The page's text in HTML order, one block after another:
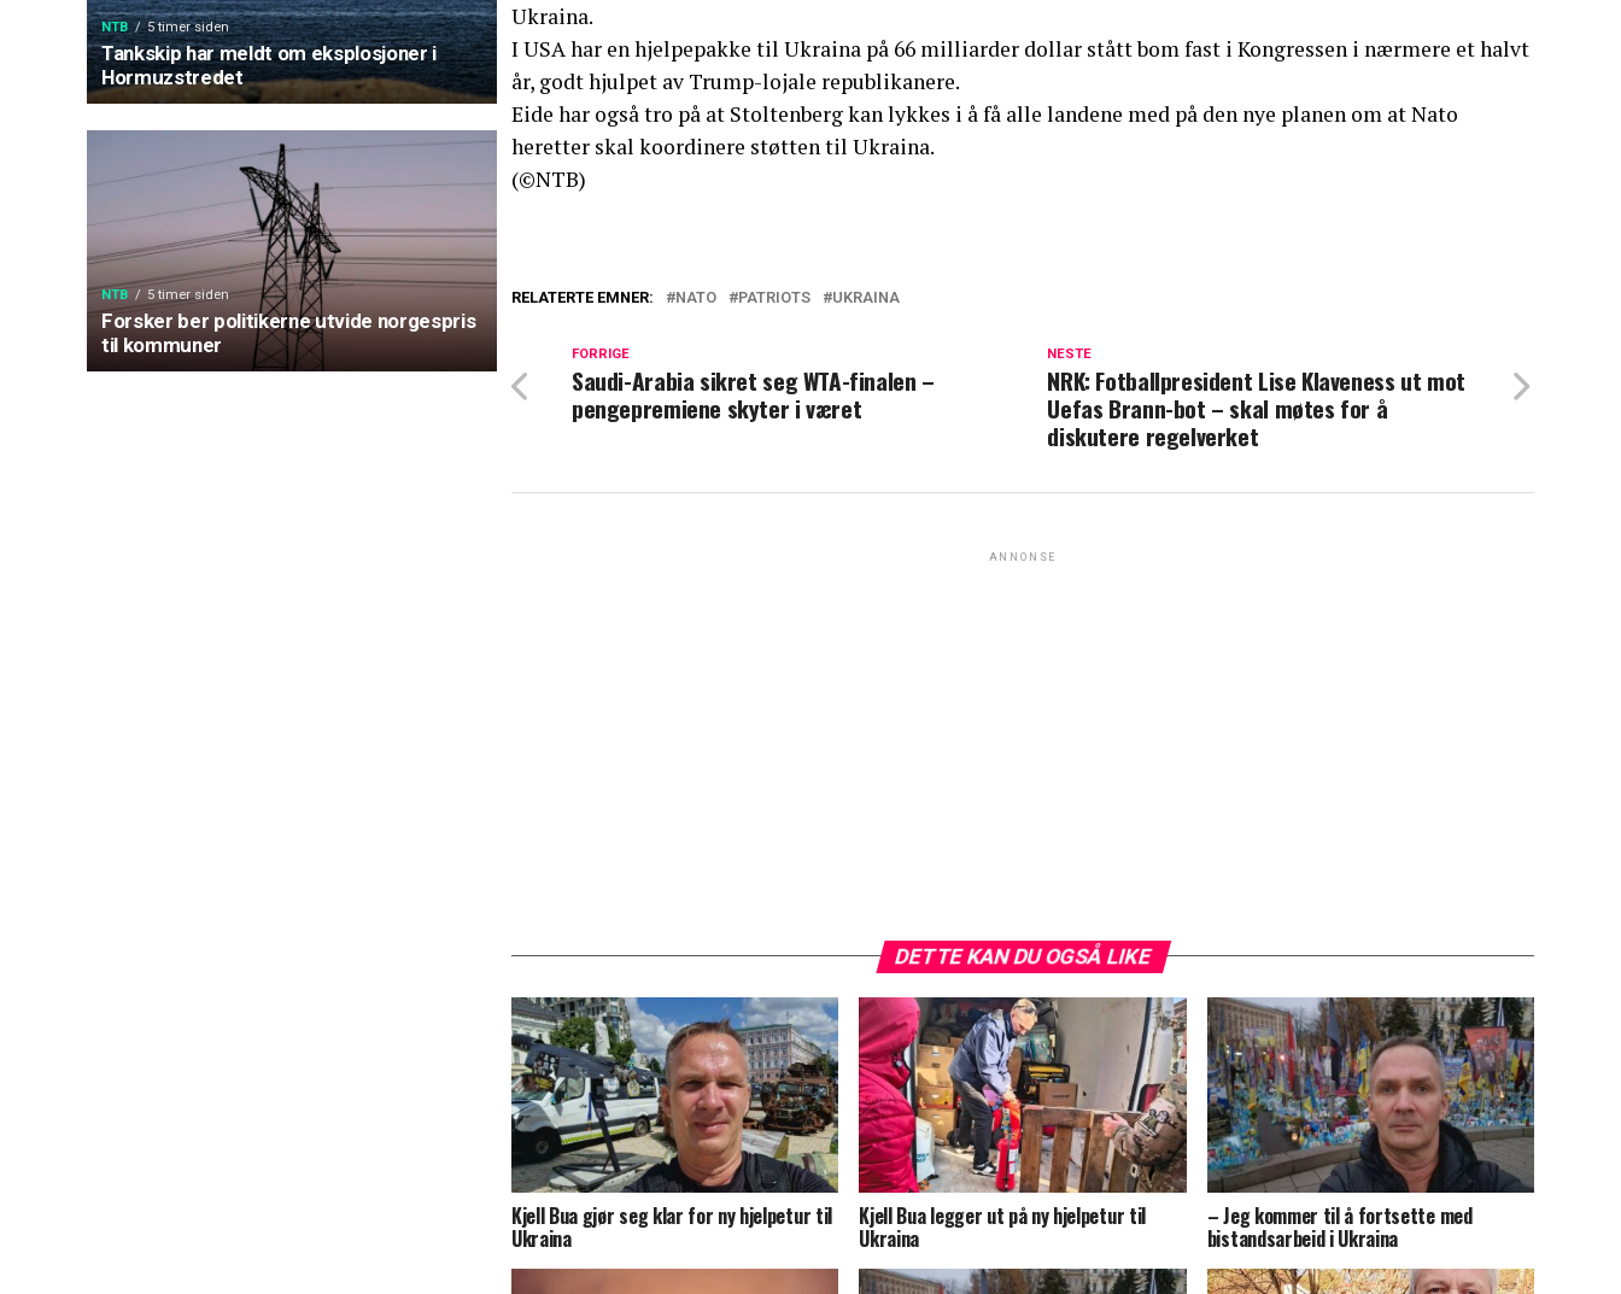
NTB 5 timer siden
Tankskip har meldt om eksplosjoner i
Hormuzstredet
NTB 5 timer siden
Forsker ber politikerne utvide norgespris
til kommuner
Ukraina.
I USA har en hjelpepakke til Ukraina på 66 milliarder dollar stått bom fast i Kongressen i nærmere et halvt
år, godt hjulpet av Trump-lojale republikanere.
Eide har også tro på at Stoltenberg kan lykkes i å få alle landene med på den nye planen om at Nato
heretter skal koordinere støtten til Ukraina.
(©NTB)
RELATERTE EMNER: NATO PATRIOTS UKRAINA
NESTE
NRK: Fotballpresident Lise Klaveness ut mot
Uefas Brann-bot – skal møtes for å
diskutere regelverket
FORRIGE
Saudi-Arabia sikret seg WTA-finalen –
pengepremiene skyter i været
ANNONSE
DETTE KAN DU OGSÅ LIKE
Kjell Bua gjør seg klar for ny hjelpetur til
Ukraina
Kjell Bua legger ut på ny hjelpetur til
Ukraina
– Jeg kommer til å fortsette med
bistandsarbeid i Ukraina